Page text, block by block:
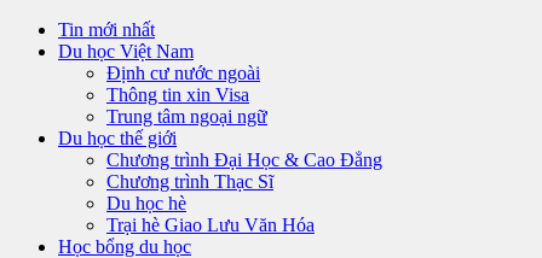
Tin mới nhất
Du học Việt Nam
Định cư nước ngoài
Thông tin xin Visa
Trung tâm ngoại ngữ
Du học thế giới
Chương trình Đại Học & Cao Đẳng
Chương trình Thạc Sĩ
Du học hè
Trại hè Giao Lưu Văn Hóa
Học bổng du học